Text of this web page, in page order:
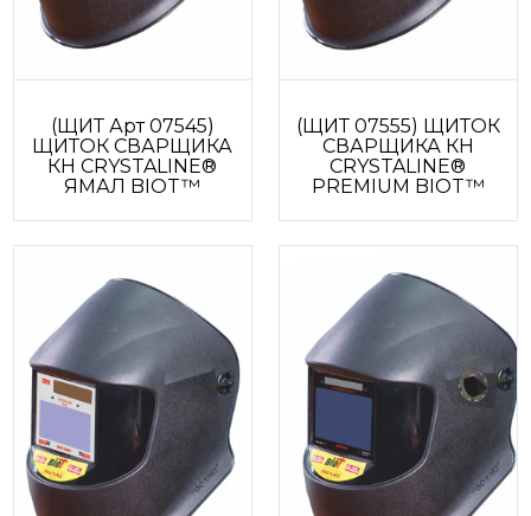
(ЩИТ Арт 07545)
ЩИТОК СВАРЩИКА
КН CRYSTALINE®
ЯМАЛ BIOT™
(ЩИТ 07555) ЩИТОК
СВАРЩИКА КН
CRYSTALINE®
PREMIUM BIOT™